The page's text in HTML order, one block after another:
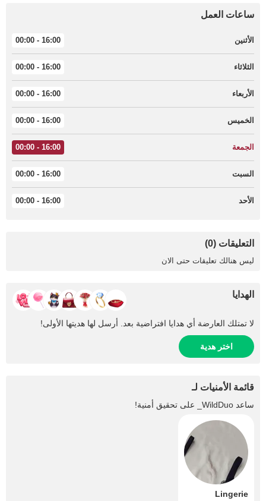
ساعات العمل
الأثنين 16:00 - 00:00
الثلاثاء 16:00 - 00:00
الأربعاء 16:00 - 00:00
الخميس 16:00 - 00:00
الجمعة 16:00 - 00:00
السبت 16:00 - 00:00
الأحد 16:00 - 00:00
التعليقات (0)
ليس هنالك تعليقات حتى الان
الهدايا
لا تمتلك العارضة أي هدايا افتراضية بعد. أرسل لها هديتها الأولى!
اختر هدية
قائمة الأمنيات لـ
ساعد WildDuo_ على تحقيق أمنية!
Lingerie